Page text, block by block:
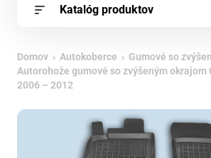
Katalóg produktov
Domov › Autokoberce › Gumové so
Autorohože gumové so zvýšeným okrajom
2006 – 2012